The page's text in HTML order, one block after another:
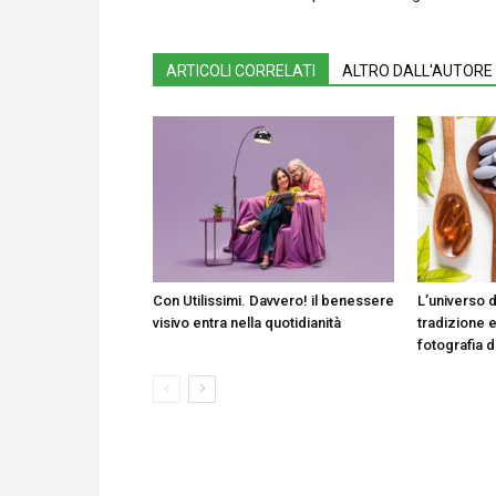
ARTICOLI CORRELATI ALTRO DALL'AUTORE
Con Utilissimi. Davvero! il benessere
visivo entra nella quotidianità
L’universo
tradizione
fotografia